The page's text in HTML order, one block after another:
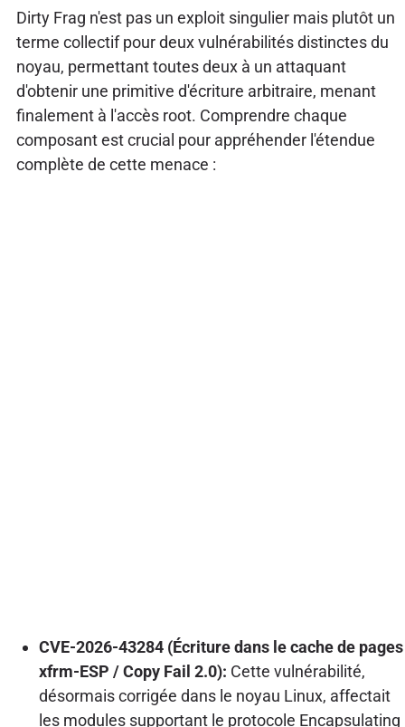
Dirty Frag n'est pas un exploit singulier mais plutôt un
terme collectif pour deux vulnérabilités distinctes du
noyau, permettant toutes deux à un attaquant
d'obtenir une primitive d'écriture arbitraire, menant
finalement à l'accès root. Comprendre chaque
composant est crucial pour appréhender l'étendue
complète de cette menace :
CVE-2026-43284 (Écriture dans le cache de pages
xfrm-ESP / Copy Fail 2.0): Cette vulnérabilité,
désormais corrigée dans le noyau Linux, affectait
les modules supportant le protocole Encapsulating